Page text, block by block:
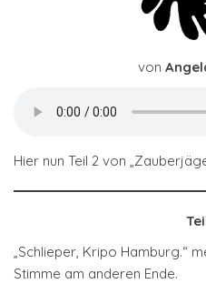
von
Hier nun Teil 2 von
„Schlieper, Kripo Hamburg.“
Stimme am anderen Ende.